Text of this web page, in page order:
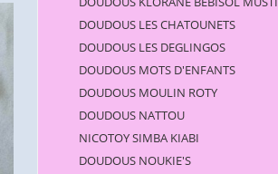
DOUDOUS LES CHATOUNETS
DOUDOUS LES DEGLINGOS
DOUDOUS MOTS D'ENFANTS
DOUDOUS MOULIN ROTY
DOUDOUS NATTOU
NICOTOY SIMBA KIABI
DOUDOUS NOUKIE'S